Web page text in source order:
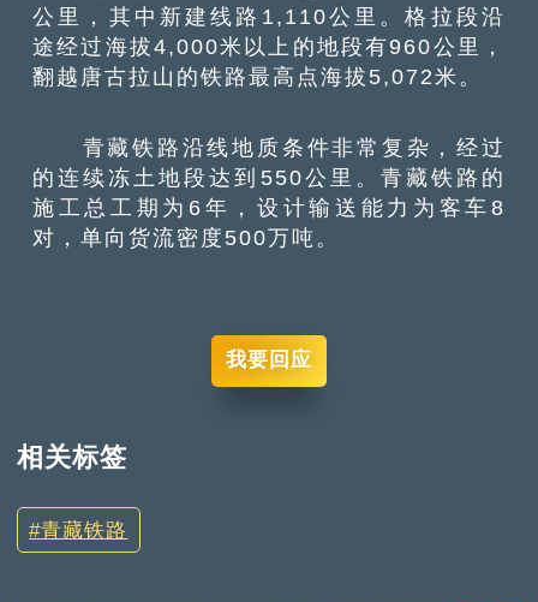
公里，其中新建线路1,110公里。格拉段沿
途经过海拔4,000米以上的地段有960公里，
翻越唐古拉山的铁路最高点海拔5,072米。
青藏铁路沿线地质条件非常复杂，经过
的连续冻土地段达到550公里。青藏铁路的
施工总工期为6年，设计输送能力为客车8
对，单向货流密度500万吨。
我要回应
相关标签
青藏铁路